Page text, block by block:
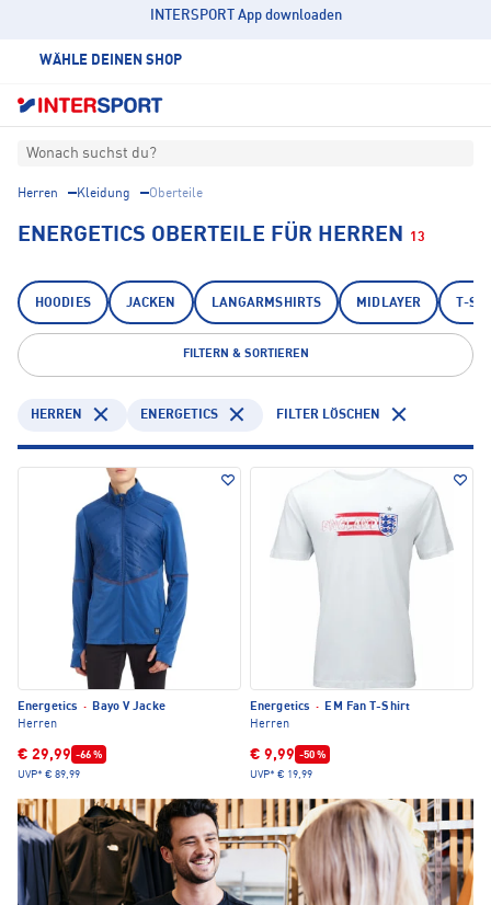
INTERSPORT App downloaden
WÄHLE DEINEN SHOP
Wonach suchst du?
Herren Kleidung Oberteile
ENERGETICS OBERTEILE FÜR HERREN 13
HOODIES JACKEN LANGARMSHIRTS MIDLAYER T-
FILTERN & SORTIEREN
HERREN ENERGETICS FILTER LÖSCHEN
Energetics ·
Bayo V Jacke
Herren
€ 29,99 -66 %
UVP* € 89,99
Energetics ·
EM Fan T-Shirt
Herren
€ 9,99 -50 %
UVP* € 19,99